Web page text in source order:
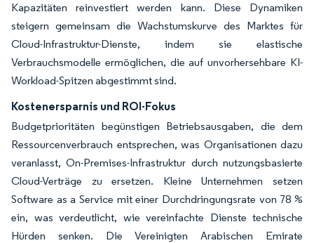
Kapazitäten reinvestiert werden kann. Diese Dynamiken
steigern gemeinsam die Wachstumskurve des Marktes für
Cloud-Infrastruktur-Dienste, indem sie elastische
Verbrauchsmodelle ermöglichen, die auf unvorhersehbare KI-
Workload-Spitzen abgestimmt sind.
Kostenersparnis und ROI-Fokus
Budgetprioritäten begünstigen Betriebsausgaben, die dem
Ressourcenverbrauch entsprechen, was Organisationen dazu
veranlasst, On-Premises-Infrastruktur durch nutzungsbasierte
Cloud-Verträge zu ersetzen. Kleine Unternehmen setzen
Software as a Service mit einer Durchdringungsrate von 78 %
ein, was verdeutlicht, wie vereinfachte Dienste technische
Hürden senken. Die Vereinigten Arabischen Emirate